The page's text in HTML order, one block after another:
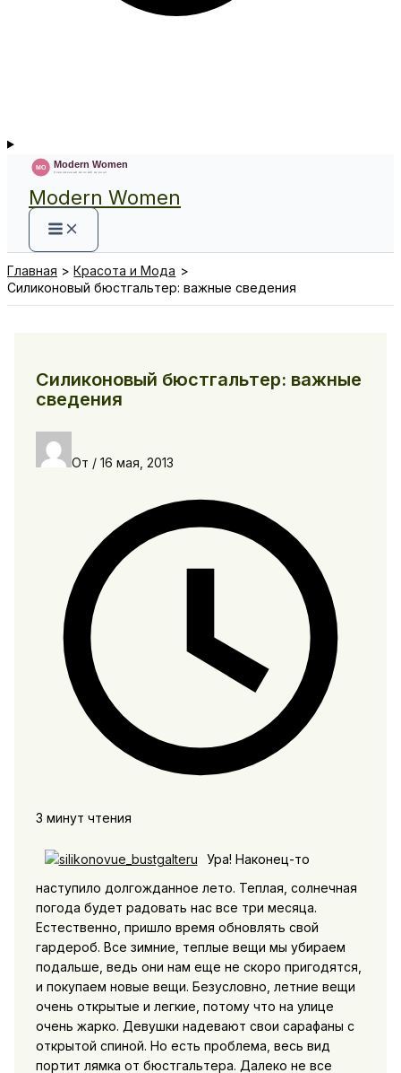
Modern Women
Главная
Красота и Мода
Силиконовый бюстгальтер: важные сведения
Силиконовый бюстгальтер: важные
сведения
От / 16 мая, 2013
3 минут чтения
Ура! Наконец-то
наступило долгожданное лето. Теплая, солнечная
погода будет радовать нас все три месяца.
Естественно, пришло время обновлять свой
гардероб. Все зимние, теплые вещи мы убираем
подальше, ведь они нам еще не скоро пригодятся,
и покупаем новые вещи. Безусловно, летние вещи
очень открытые и легкие, потому что на улице
очень жарко. Девушки надевают свои сарафаны с
открытой спиной. Но есть проблема, весь вид
портит лямка от бюстгальтера. Далеко не все